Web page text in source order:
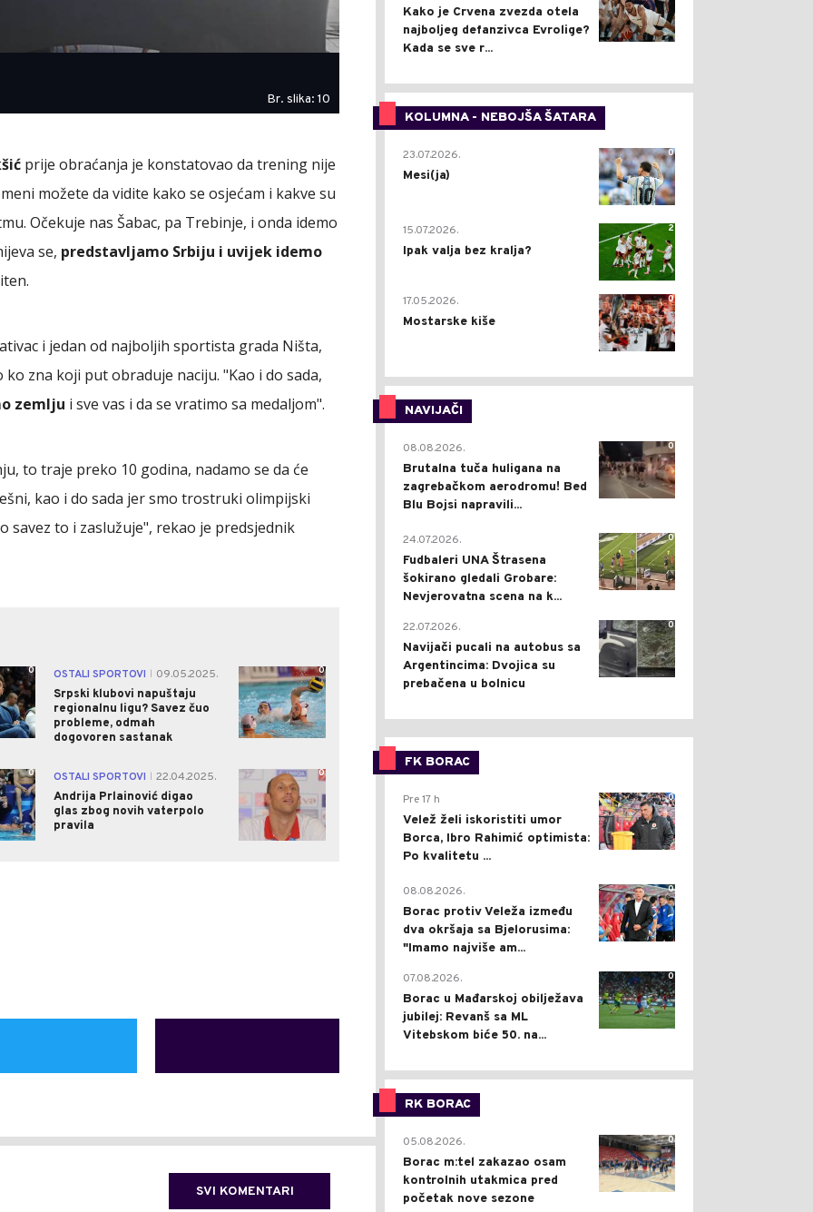
Br. slika: 10
prije obraćanja je konstatovao da trening nije
možete da vidite kako se osjećam i kakve su
Očekuje nas Šabac, pa Trebinje, i onda idemo
se, predstavljamo Srbiju i uvijek idemo
i jedan od najboljih sportista grada Ništa,
zna koji put obraduje naciju. "Kao i do sada,
zemlju i sve vas i da se vratimo sa medaljom".
to traje preko 10 godina, nadamo se da će
kao i do sada jer smo trostruki olimpijski
savez to i zaslužuje", rekao je predsjednik
0 OSTALI SPORTOVI
09.05.2025.
Srpski klubovi napuštaju
regionalnu ligu? Savez čuo
probleme, odmah
dogovoren sastanak
0
0 OSTALI SPORTOVI
22.04.2025.
Andrija Prlainović digao
glas zbog novih vaterpolo
pravila
0
SVI KOMENTARI
Kako je Crvena zvezda otela
najboljeg defanzivca Evrolige?
Kada se sve r...
KOLUMNA - NEBOJŠA ŠATARA
0
23.07.2026.
Mesi(ja)
2
15.07.2026.
Ipak valja bez kralja?
0
17.05.2026.
Mostarske kiše
NAVIJAČI
0
08.08.2026.
Brutalna tuča huligana na
zagrebačkom aerodromu! Bed
Blu Bojsi napravili...
0
24.07.2026.
Fudbaleri UNA Štrasena
šokirano gledali Grobare:
Nevjerovatna scena na k...
0
22.07.2026.
Navijači pucali na autobus sa
Argentincima: Dvojica su
prebačena u bolnicu
FK BORAC
0
Pre 17 h
Velež želi iskoristiti umor
Borca, Ibro Rahimić optimista:
Po kvalitetu ...
0
08.08.2026.
Borac protiv Veleža između
dva okršaja sa Bjelorusima:
"Imamo najviše am...
0
07.08.2026.
Borac u Mađarskoj obilježava
jubilej: Revanš sa ML
Vitebskom biće 50. na...
RK BORAC
0
05.08.2026.
Borac m:tel zakazao osam
kontrolnih utakmica pred
početak nove sezone